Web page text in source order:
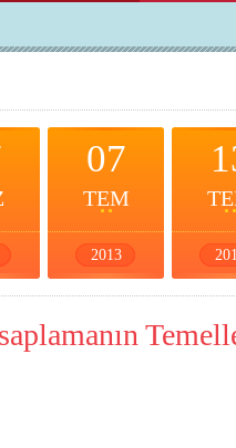
07
TEM
2013